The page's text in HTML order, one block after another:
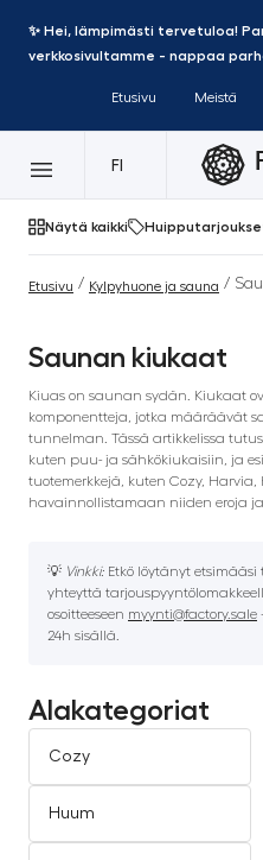
✨ Hei, lämpimästi tervetuloa!
verkkosivultamme - nappaa
Etusivu Meistä
FI
Näytä kaikki
Etusivu / Kylpyhuone ja sauna /
Saunan kiukaat
Kiuas on saunan sydän. Kiukaat
komponentteja, jotka määräävät
tunnelman. Tässä artikkelissa
kuten puu- ja sähkökiukaisiin, ja
tuotemerkkejä, kuten Cozy, Harvia,
havainnollistamaan niiden eroja ja
💡 Vinkki: Etkö löytänyt
yhteyttä
osoitteeseen myynti@factory.sale
24h sisällä.
Alakategoriat
Cozy
Huum